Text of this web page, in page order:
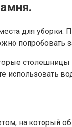
для уборки.
попробовать
столешницы
на который